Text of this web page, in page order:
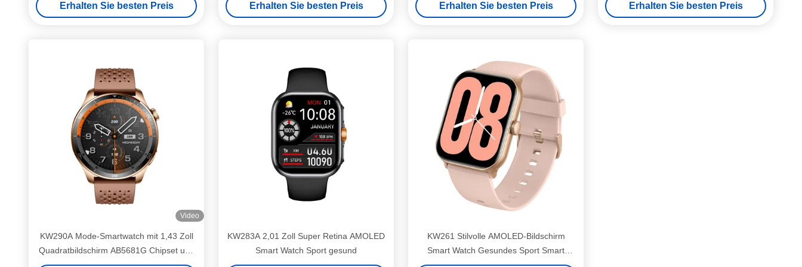
Erhalten Sie besten Preis Erhalten Sie besten Preis Erhalten Sie besten Preis Erhalten Sie besten Preis
Video
KW290A Mode-Smartwatch mit 1,43 Zoll
Quadratbildschirm AB5681G Chipset und
Herzfrequenz Blutsauerstofffunktion
KW283A 2,01 Zoll Super Retina AMOLED
Smart Watch Sport gesund
KW261 Stilvolle AMOLED-Bildschirm
Smart Watch Gesundes Sport Smart
Watch